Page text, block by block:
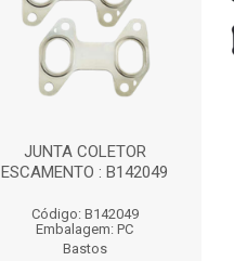
JUNTA COLETOR
ESCAMENTO : B142049
Código: B142049
Embalagem: PC
Bastos